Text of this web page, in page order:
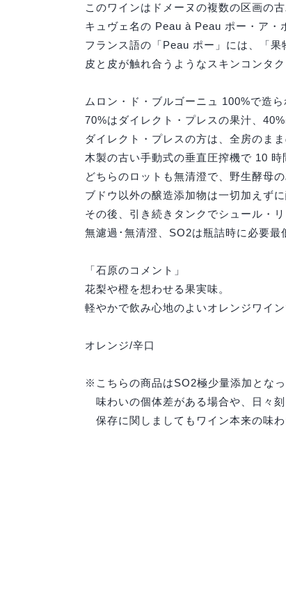
このワインはドメーヌの複数の区画の
キュヴェ名の Peau à Peau ポー・ア・
フランス語の「Peau ポー」には、「果
皮と皮が触れ合うようなスキンコンタ
ムロン・ド・ブルゴーニュ 100%で造ら
70%はダイレクト・プレスの果汁、
ダイレクト・プレスの方は、全房のま
木製の古い手動式の垂直圧搾機で 10
どちらのロットも無清澄で、野生酵母
ブドウ以外の醸造添加物は一切加えずに
その後、引き続きタンクでシュール・
無濾過･無清澄、SO2は瓶詰時に必要最
「石原のコメント」
花梨や橙を想わせる果実味。
軽やかで飲み心地のよいオレンジワイン
オレンジ/辛口
※こちらの商品はSO2極少量添加とな
味わいの個体差がある場合や、日々
保存に関しましてもワイン本来の味